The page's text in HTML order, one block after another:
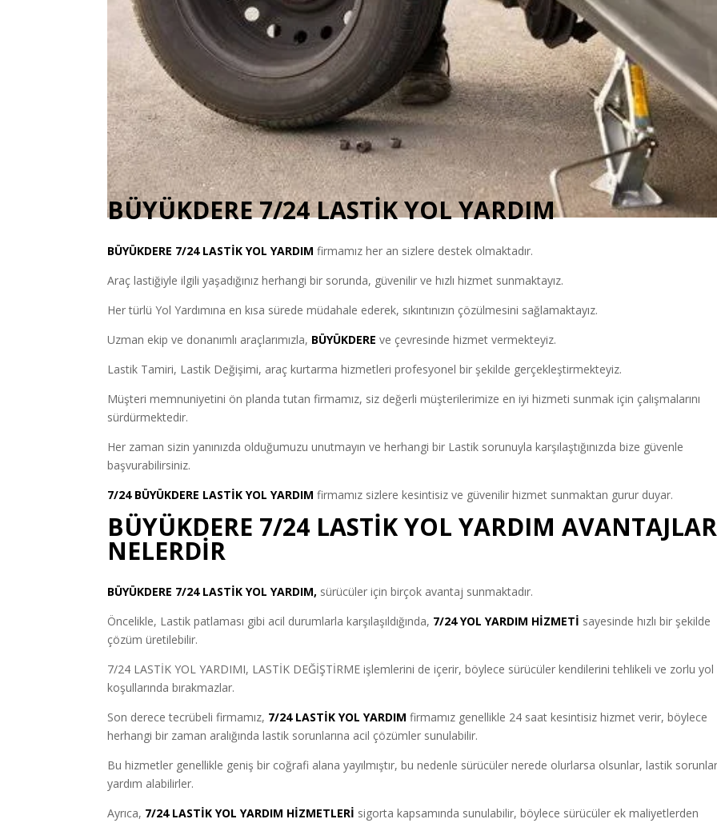
BÜYÜKDERE 7/24 LASTİK YOL YARDIM
BÜYÜKDERE 7/24 LASTİK YOL YARDIM firmamız her an sizlere destek olmaktadır.
Araç lastiğiyle ilgili yaşadığınız herhangi bir sorunda, güvenilir ve hızlı hizmet sunmaktayız.
Her türlü Yol Yardımına en kısa sürede müdahale ederek, sıkıntınızın çözülmesini sağlamaktayız.
Uzman ekip ve donanımlı araçlarımızla, BÜYÜKDERE ve çevresinde hizmet vermekteyiz.
Lastik Tamiri, Lastik Değişimi, araç kurtarma hizmetleri profesyonel bir şekilde gerçekleştirmekteyiz.
Müşteri memnuniyetini ön planda tutan firmamız, siz değerli müşterilerimize en iyi hizmeti sunmak için çalışmalarını
sürdürmektedir.
Her zaman sizin yanınızda olduğumuzu unutmayın ve herhangi bir Lastik sorunuyla karşılaştığınızda bize güvenle
başvurabilirsiniz.
7/24 BÜYÜKDERE LASTİK YOL YARDIM firmamız sizlere kesintisiz ve güvenilir hizmet sunmaktan gurur duyar.
BÜYÜKDERE 7/24 LASTİK YOL YARDIM
NELERDİR
BÜYÜKDERE 7/24 LASTİK YOL YARDIM, sürücüler için birçok avantaj sunmaktadır.
Öncelikle, Lastik patlaması gibi acil durumlarla karşılaşıldığında, 7/24 YOL YARDIM HİZMETİ sayesinde hızlı bir şekilde
çözüm üretilebilir.
7/24 LASTİK YOL YARDIMI, LASTİK DEĞİŞTİRME işlemlerini de içerir, böylece sürücüler kendilerini tehlikeli ve zorlu yol
koşullarında bırakmazlar.
Son derece tecrübeli firmamız, 7/24 LASTİK YOL YARDIM firmamız genellikle 24 saat kesintisiz hizmet verir, böylece
herhangi bir zaman aralığında lastik sorunlarına acil çözümler sunulabilir.
Bu hizmetler genellikle geniş bir coğrafi alana yayılmıştır, bu nedenle sürücüler nerede olurlarsa olsunlar, lastik
yardım alabilirler.
Ayrıca, 7/24 LASTİK YOL YARDIM HİZMETLERİ sigorta kapsamında sunulabilir, böylece sürücüler ek maliyetlerden